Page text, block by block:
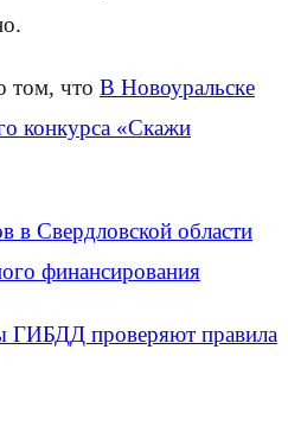
том, что В Новоуральске
конкурса «Скажи
Свердловской области
финансирования
ГИБДД проверяют правила